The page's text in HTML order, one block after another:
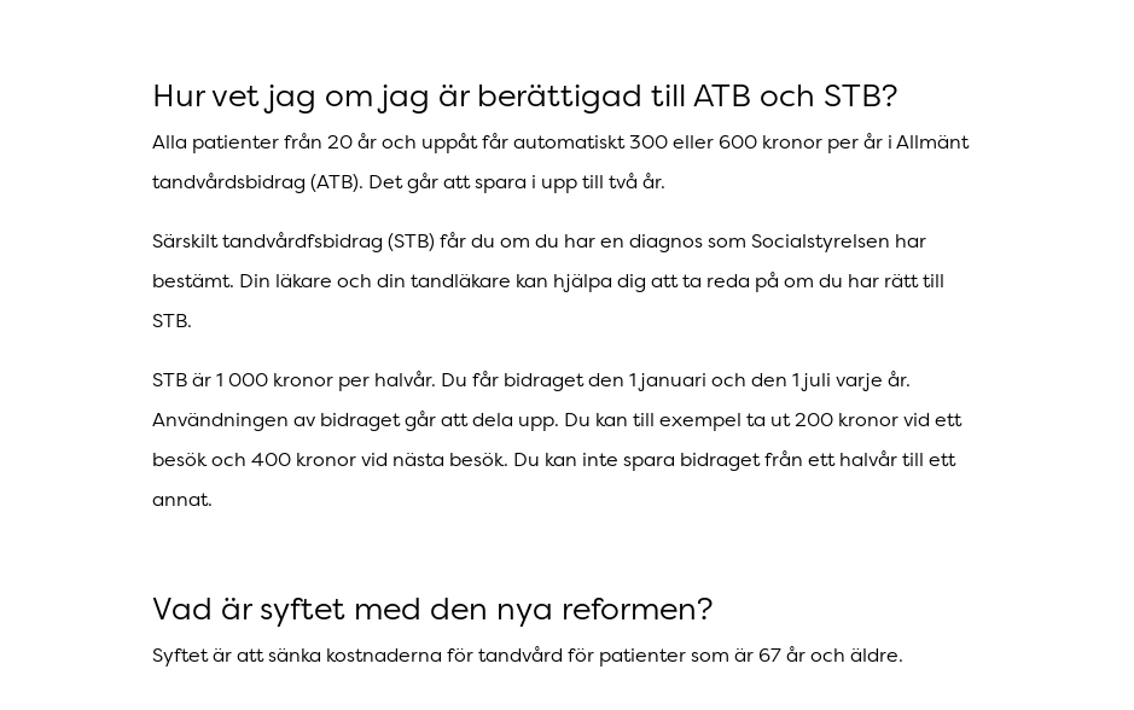
Hur vet jag om jag är berättigad till ATB och STB?
Alla patienter från 20 år och uppåt får automatiskt 300 eller 600 kronor per år i Allmänt
tandvårdsbidrag (ATB). Det går att spara i upp till två år.
Särskilt tandvårdfsbidrag (STB) får du om du har en diagnos som Socialstyrelsen har
bestämt. Din läkare och din tandläkare kan hjälpa dig att ta reda på om du har rätt till
STB.
STB är 1 000 kronor per halvår. Du får bidraget den 1 januari och den 1 juli varje år.
Användningen av bidraget går att dela upp. Du kan till exempel ta ut 200 kronor vid ett
besök och 400 kronor vid nästa besök. Du kan inte spara bidraget från ett halvår till ett
annat.
Vad är syftet med den nya reformen?
Syftet är att sänka kostnaderna för tandvård för patienter som är 67 år och äldre.